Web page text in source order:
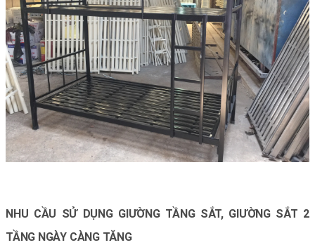
NHU CẦU SỬ DỤNG GIƯỜNG TẦNG SẮT, GIƯỜNG SẮT 2
TẦNG NGÀY CÀNG TĂNG